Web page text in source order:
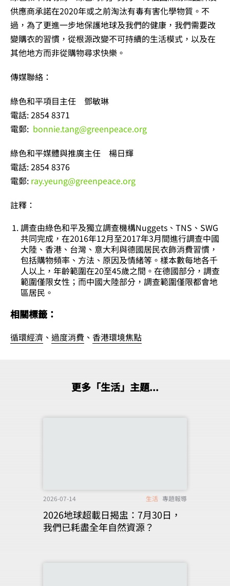
供應商承諾在2020年或之前淘汰有毒有害化學物質。不
過，為了更進一步地保護地球及我們的健康，我們需要改
變購衣的習慣，從根源改變不可持續的生活模式，以及在
其他地方而非從購物尋求快樂。
傳媒聯絡：
綠色和平項目主任 鄧敏琳
電話: 2854 8371
電郵: bonnie.tang@greenpeace.org
綠色和平媒體與推廣主任 楊日輝
電話: 2854 8376
電郵: ray.yeung@greenpeace.org
註釋：
調查由綠色和平及獨立調查機構Nuggets、TNS、SWG
共同完成，在2016年12月至2017年3月間進行調查中國
大陸、香港、台灣、意大利與德國居民衣飾消費習慣，
包括購物頻率、方法、原因及情緒等。樣本數每地各千
人以上，年齡範圍在20至45歲之間。在德國部分，調查
範圍僅限女性；而中國大陸部分，調查範圍僅限都會地
區居民。
相關標籤：
循環經濟 、 過度消費 、 香港環境焦點
更多「生活」主題...
2026-07-14 生活 專題報導
2026地球超載日揭盅：7月30日，
我們已耗盡全年自然資源？